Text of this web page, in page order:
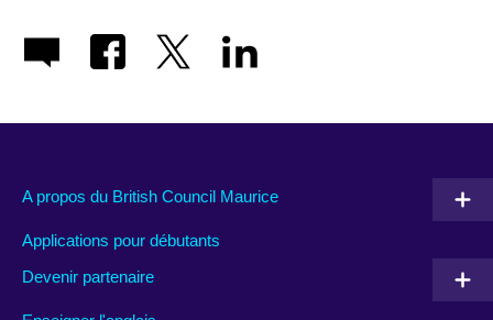
A propos du British Council Maurice
Applications pour débutants
Devenir partenaire